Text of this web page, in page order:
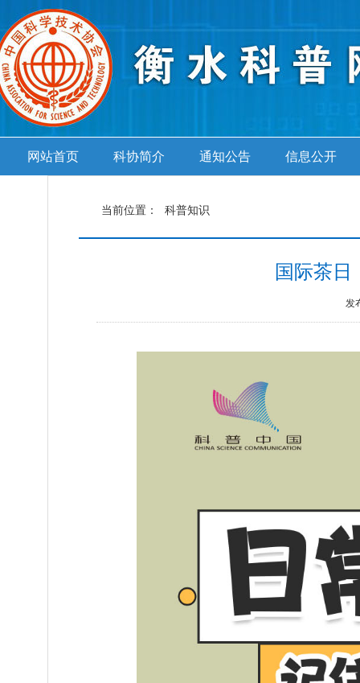
网站首页 科协简介 通知公告 信息公开
当前位置： 科普知识
国际茶日
发